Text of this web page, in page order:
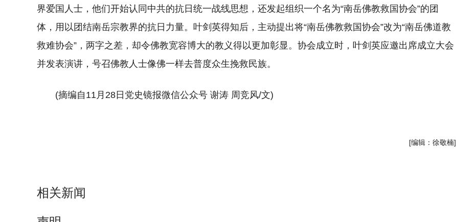
界爱国人士，他们开始认同中共的抗日统一战线思想，还发起组织一个名为“南岳佛教救国协会”的团
体，用以团结南岳宗教界的抗日力量。叶剑英得知后，主动提出将“南岳佛教救国协会”改为“南岳佛道教
救难协会”，两字之差，却令佛教宽容博大的教义得以更加彰显。协会成立时，叶剑英应邀出席成立大会
并发表演讲，号召佛教人士像佛一样去普度众生挽救民族。
(摘编自11月28日党史镜报微信公众号 谢涛 周竞风/文)
[编辑：徐敬楠]
相关新闻